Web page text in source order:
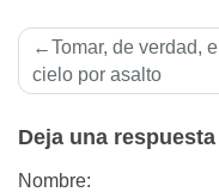
Navegación
de
Tomar, de verdad, el
cielo por asalto
Deja una respuesta
Nombre: